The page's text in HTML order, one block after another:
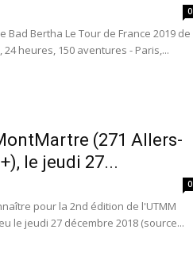
0
Bertha Le Tour de France 2019 de
heures, 150 aventures - Paris,...
(271 Allers-
le jeudi 27...
0
pour la 2nd édition de l'UTMM
le jeudi 27 décembre 2018 (source...